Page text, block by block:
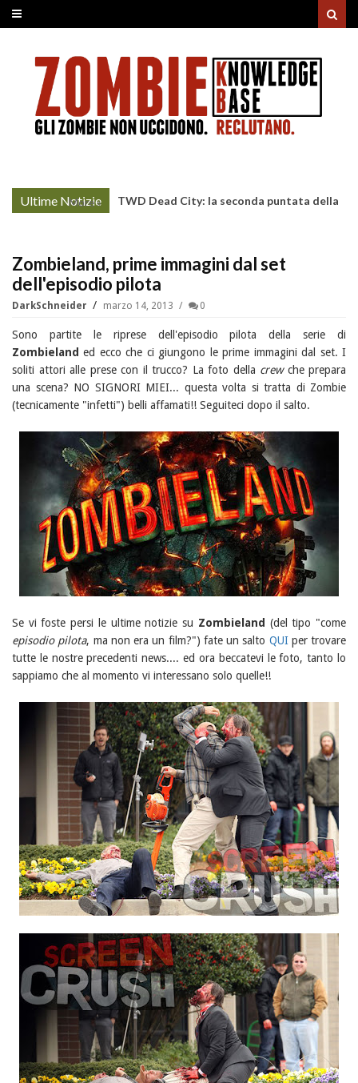
Ultime Notizie
More »
TWD Dead City: la seconda puntata della
Zombieland, prime immagini dal set
dell'episodio pilota
DarkSchneider marzo 14, 2013 0
Sono partite le riprese dell'episodio pilota della serie di
Zombieland ed ecco che ci giungono le prime immagini dal set. I
soliti attori alle prese con il trucco? La foto della crewche prepara
una scena? NO SIGNORI MIEI... questa volta si tratta di Zombie
(tecnicamente "infetti") belli affamati!! Seguiteci dopo il salto.
Se vi foste persi le ultime notizie su Zombieland (del tipo "come
episodio pilota, ma non era un film?") fate un salto QUIper trovare
tutte le nostre precedenti news.... ed ora beccatevi le foto, tanto lo
sappiamo che al momento vi interessano solo quelle!!